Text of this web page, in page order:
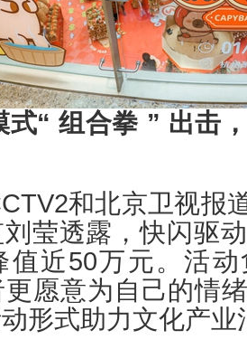
式“ 组合拳 ” 出击
和北京卫视报
莹透露，快闪驱
值近50万元。活
愿意为自己的情
形式助力文化产